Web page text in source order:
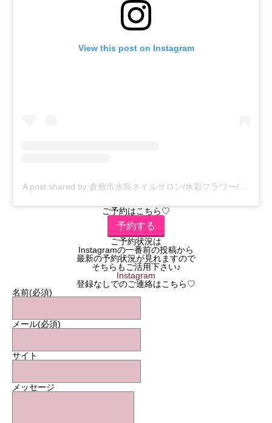
View this post on Instagram
ご予約はこちら♡
予約する
ご予約状況は
Instagramの一番前の投稿から
最新の予約状況が見れますので
そちらもご活用下さい♪
Instagram
登録なしでのご連絡はこちら♡
名前(必須)
メール(必須)
サイト
メッセージ